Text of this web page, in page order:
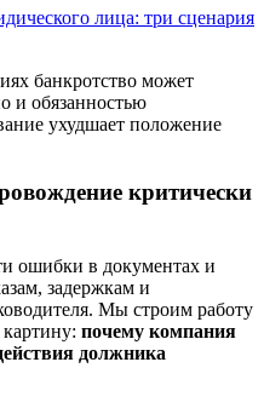
лица: три сценария
банкротство может
и обязанностью
ухудшает положение
критически
ошибки в документах и
задержкам и
Мы строим работу
почему компания
должника